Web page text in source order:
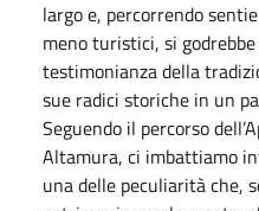
largo e, percorrendo
meno turistici, si
testimonianza della
sue radici storiche in un
Seguendo il percorso
Altamura, ci imbattiamo
una delle peculiarità che,